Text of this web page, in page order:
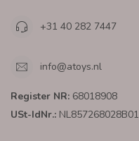
+31 40 282 7447
info@atoys.nl
Register NR: 68018908
USt-IdNr.: NL857268028B01